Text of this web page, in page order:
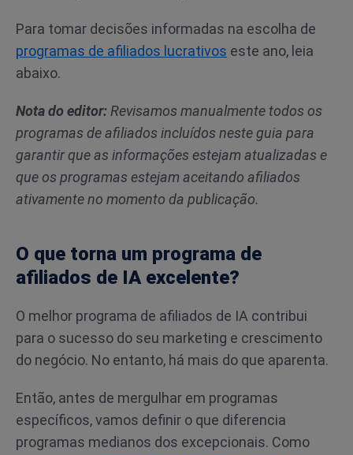
Para tomar decisões informadas na escolha de
programas de afiliados lucrativos este ano, leia
abaixo.
Nota do editor: Revisamos manualmente todos os
programas de afiliados incluídos neste guia para
garantir que as informações estejam atualizadas e
que os programas estejam aceitando afiliados
ativamente no momento da publicação.
O que torna um programa de
afiliados de IA excelente?
O melhor programa de afiliados de IA contribui
para o sucesso do seu marketing e crescimento
do negócio. No entanto, há mais do que aparenta.
Então, antes de mergulhar em programas
específicos, vamos definir o que diferencia
programas medianos dos excepcionais. Como